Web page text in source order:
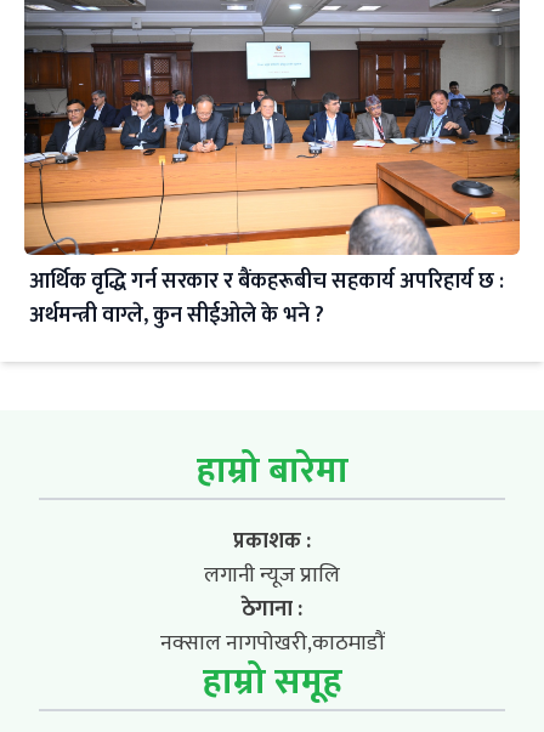
आर्थिक वृद्धि गर्न सरकार र बैंकहरूबीच सहकार्य अपरिहार्य छ :
अर्थमन्त्री वाग्ले, कुन सीईओले के भने ?
हाम्रो बारेमा
प्रकाशक :
लगानी न्यूज प्रालि
ठेगाना :
नक्साल नागपोखरी,काठमाडौं
हाम्रो समूह